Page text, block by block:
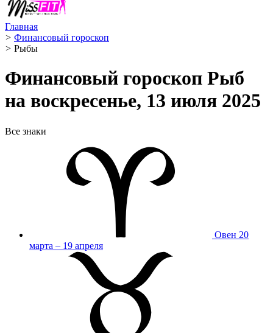
Главная
> Финансовый гороскоп
> Рыбы ️
Финансовый гороскоп Рыб
на воскресенье, 13 июля 2025
Все знаки
Овен 20
марта – 19 апреля